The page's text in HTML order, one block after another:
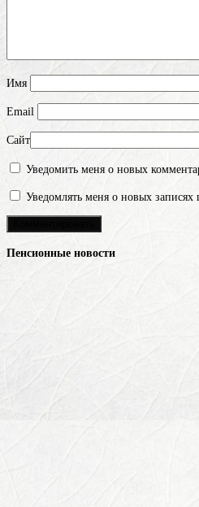
Имя
Email
Сайт
Уведомить меня о новых
Уведомлять меня о новых записях
Пенсионные новости